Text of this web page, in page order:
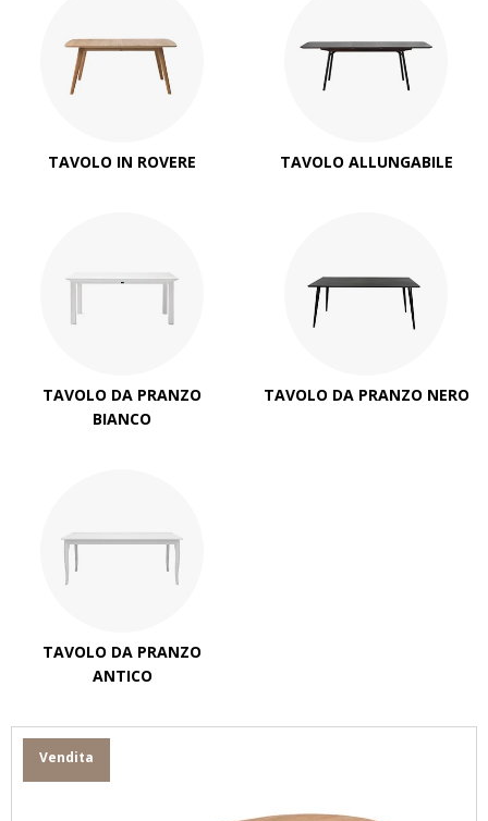
TAVOLO IN ROVERE TAVOLO ALLUNGABILE
TAVOLO DA PRANZO
BIANCO
TAVOLO DA PRANZO NERO
TAVOLO DA PRANZO
ANTICO
Vendita